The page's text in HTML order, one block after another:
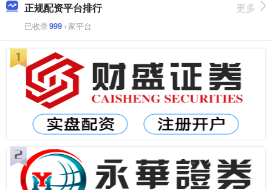
正规配资平台排行
已收录999+家平台
更多